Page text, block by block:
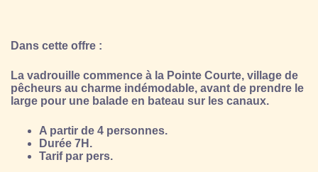
Dans cette offre :
La vadrouille commence à la Pointe Courte, village de
pêcheurs au charme indémodable, avant de prendre le
large pour une balade en bateau sur les canaux.
A partir de 4 personnes.
Durée 7H.
Tarif par pers.